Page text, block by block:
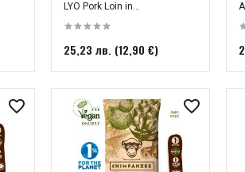
LYO Pork Loin in...
25,23 лв. (12,90 €)